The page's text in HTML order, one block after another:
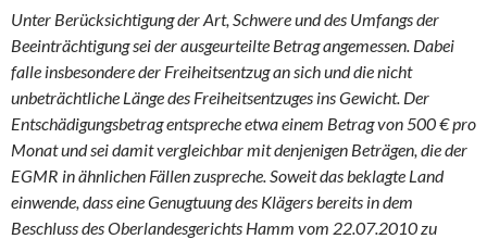
Unter Berücksichtigung der Art, Schwere und des Umfangs der
Beeinträchtigung sei der ausgeurteilte Betrag angemessen. Dabei
falle insbesondere der Freiheitsentzug an sich und die nicht
unbeträchtliche Länge des Freiheitsentzuges ins Gewicht. Der
Entschädigungsbetrag entspreche etwa einem Betrag von 500 € pro
Monat und sei damit vergleichbar mit denjenigen Beträgen, die der
EGMR in ähnlichen Fällen zuspreche. Soweit das beklagte Land
einwende, dass eine Genugtuung des Klägers bereits in dem
Beschluss des Oberlandesgerichts Hamm vom 22.07.2010 zu